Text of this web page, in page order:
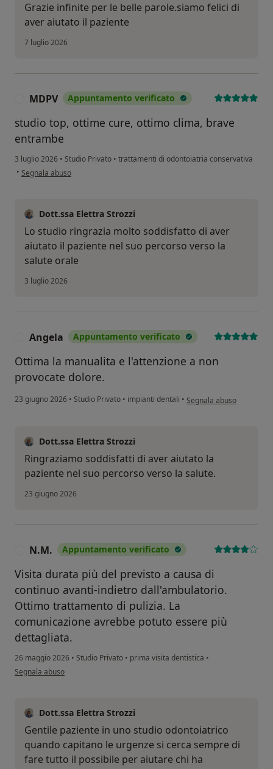
Grazie infinite per le belle parole.siamo felici di
aver aiutato il paziente
7 luglio 2026
MDPV Appuntamento verificato
studio top, ottime cure, ottimo clima, brave
entrambe
3 luglio 2026 • Studio Privato • trattamenti di odontoiatria conservativa
• secondo l'opinione dell'utente MDPV
Segnala abuso
Dott.ssa Elettra Strozzi
Lo studio ringrazia molto soddisfatto di aver
aiutato il paziente nel suo percorso verso la
salute orale
3 luglio 2026
Angela Appuntamento verificato
Ottima la manualita e l'attenzione a non
provocate dolore.
23 giugno 2026 • Studio Privato • impianti dentali • secondo l'opinione
Segnala abuso
Dott.ssa Elettra Strozzi
Ringraziamo soddisfatti di aver aiutato la
paziente nel suo percorso verso la salute.
23 giugno 2026
N.M. Appuntamento verificato
Visita durata più del previsto a causa di
continuo avanti-indietro dall'ambulatorio.
Ottimo trattamento di pulizia. La
comunicazione avrebbe potuto essere più
dettagliata.
26 maggio 2026 • Studio Privato • prima visita dentistica •
secondo l'opinione dell'utente N.M.
Segnala abuso
Dott.ssa Elettra Strozzi
Gentile paziente in uno studio odontoiatrico
quando capitano le urgenze si cerca sempre di
fare tutto il possibile per aiutare chi ha